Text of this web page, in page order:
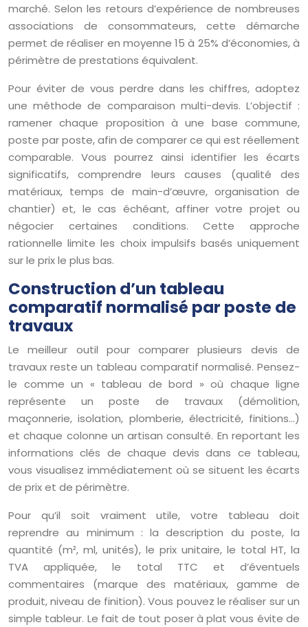
marché. Selon les retours d’expérience de nombreuses
associations de consommateurs, cette démarche
permet de réaliser en moyenne 15 à 25% d’économies, à
périmètre de prestations équivalent.
Pour éviter de vous perdre dans les chiffres, adoptez
une méthode de comparaison multi-devis. L’objectif :
ramener chaque proposition à une base commune,
poste par poste, afin de comparer ce qui est réellement
comparable. Vous pourrez ainsi identifier les écarts
significatifs, comprendre leurs causes (qualité des
matériaux, temps de main-d’œuvre, organisation de
chantier) et, le cas échéant, affiner votre projet ou
négocier certaines conditions. Cette approche
rationnelle limite les choix impulsifs basés uniquement
sur le prix le plus bas.
Construction d’un tableau
comparatif normalisé par poste de
travaux
Le meilleur outil pour comparer plusieurs devis de
travaux reste un tableau comparatif normalisé. Pensez-
le comme un « tableau de bord » où chaque ligne
représente un poste de travaux (démolition,
maçonnerie, isolation, plomberie, électricité, finitions…)
et chaque colonne un artisan consulté. En reportant les
informations clés de chaque devis dans ce tableau,
vous visualisez immédiatement où se situent les écarts
de prix et de périmètre.
Pour qu’il soit vraiment utile, votre tableau doit
reprendre au minimum : la description du poste, la
quantité (m², ml, unités), le prix unitaire, le total HT, la
TVA appliquée, le total TTC et d’éventuels
commentaires (marque des matériaux, gamme de
produit, niveau de finition). Vous pouvez le réaliser sur un
simple tableur. Le fait de tout poser à plat vous évite de